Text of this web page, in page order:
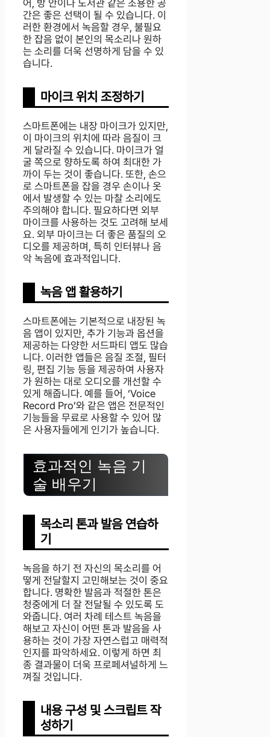
어, 방 안이나 도서관 같은 조용한 공
간은 좋은 선택이 될 수 있습니다. 이
러한 환경에서 녹음할 경우, 불필요
한 잡음 없이 본인의 목소리나 원하
는 소리를 더욱 선명하게 담을 수 있
습니다.
마이크 위치 조정하기
스마트폰에는 내장 마이크가 있지만,
이 마이크의 위치에 따라 음질이 크
게 달라질 수 있습니다. 마이크가 얼
굴 쪽으로 향하도록 하여 최대한 가
까이 두는 것이 좋습니다. 또한, 손으
로 스마트폰을 잡을 경우 손이나 옷
에서 발생할 수 있는 마찰 소리에도
주의해야 합니다. 필요하다면 외부
마이크를 사용하는 것도 고려해 보세
요. 외부 마이크는 더 좋은 품질의 오
디오를 제공하며, 특히 인터뷰나 음
악 녹음에 효과적입니다.
녹음 앱 활용하기
스마트폰에는 기본적으로 내장된 녹
음 앱이 있지만, 추가 기능과 옵션을
제공하는 다양한 서드파티 앱도 많습
니다. 이러한 앱들은 음질 조절, 필터
링, 편집 기능 등을 제공하여 사용자
가 원하는 대로 오디오를 개선할 수
있게 해줍니다. 예를 들어, ‘Voice
Record Pro’와 같은 앱은 전문적인
기능들을 무료로 사용할 수 있어 많
은 사용자들에게 인기가 높습니다.
효과적인 녹음 기
술 배우기
목소리 톤과 발음 연습하
기
녹음을 하기 전 자신의 목소리를 어
떻게 전달할지 고민해보는 것이 중요
합니다. 명확한 발음과 적절한 톤은
청중에게 더 잘 전달될 수 있도록 도
와줍니다. 여러 차례 테스트 녹음을
해보고 자신이 어떤 톤과 발음을 사
용하는 것이 가장 자연스럽고 매력적
인지를 파악하세요. 이렇게 하면 최
종 결과물이 더욱 프로페셔널하게 느
껴질 것입니다.
내용 구성 및 스크립트 작
성하기